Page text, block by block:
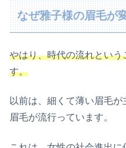
なぜ雅子様の眉毛が
やはり、時代の流れとい
す。
以前は、細くて薄い眉毛
眉毛が流行っています。